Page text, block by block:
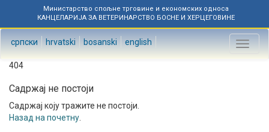
Министарство спољне трговине и економских односа
КАНЦЕЛАРИЈА ЗА ВЕТЕРИНАРСТВО БОСНЕ И ХЕРЦЕГОВИНЕ
српски hrvatski bosanski english
Toggle
404
Садржај не постоји
Садржај коју тражите не постоји.
Назад на почетну